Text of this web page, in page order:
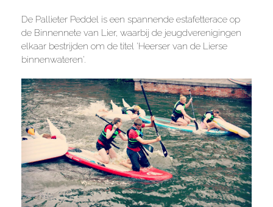
De Pallieter Peddel is een spannende estafetterace op
de Binnennete van Lier, waarbij de jeugdverenigingen
elkaar bestrijden om de titel 'Heerser van de Lierse
binnenwateren'.